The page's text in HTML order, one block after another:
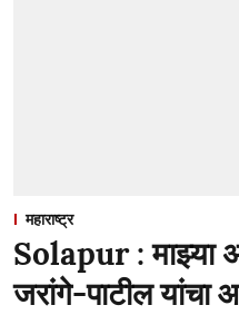
महाराष्ट्र
Solapur : माझ्या
जरांगे-पाटील यांचा